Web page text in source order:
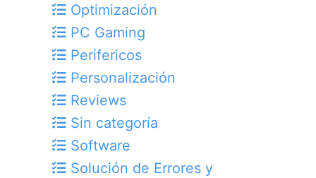
Optimización
PC Gaming
Perifericos
Personalización
Reviews
Sin categoría
Software
Solución de Errores y